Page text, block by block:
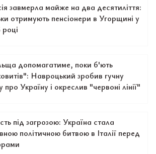
завмерла майже на два десятиліття:
отримують пенсіонери в Угорщині у
допомагатиме, поки б'ють
Навроцький зробив гучну
про Україну і окреслив "червоні лінії"
під загрозою: Україна стала
політичною битвою в Італії перед